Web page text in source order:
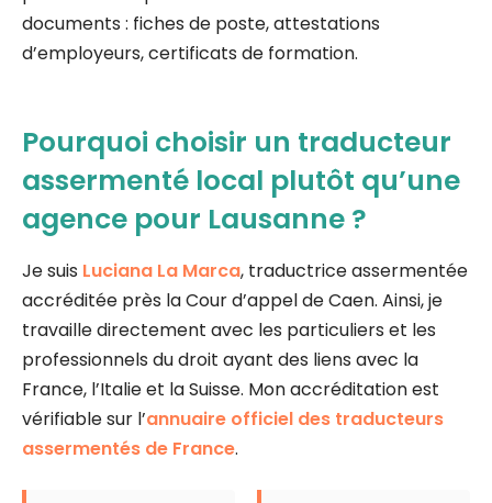
documents : fiches de poste, attestations
d’employeurs, certificats de formation.
Pourquoi choisir un traducteur
assermenté local plutôt qu’une
agence pour Lausanne ?
Je suis Luciana La Marca, traductrice assermentée
accréditée près la Cour d’appel de Caen. Ainsi, je
travaille directement avec les particuliers et les
professionnels du droit ayant des liens avec la
France, l’Italie et la Suisse. Mon accréditation est
vérifiable sur l’annuaire officiel des traducteurs
assermentés de France.